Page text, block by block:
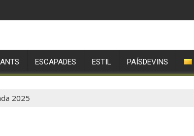
ESCAPADES ESTIL PAÍSDEVINS
2025